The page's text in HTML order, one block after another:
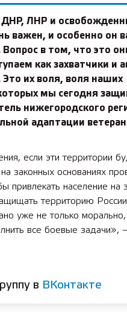
ЛНР и
важен, и особенно он
в том, что это
как захватчики и
Это их воля, воля наших
мы сегодня
нижегородского
адаптации
если эти территории
законных основаниях
привлекать население на
территорию
уже не только
все боевые задачи»,
в ВКонтакте